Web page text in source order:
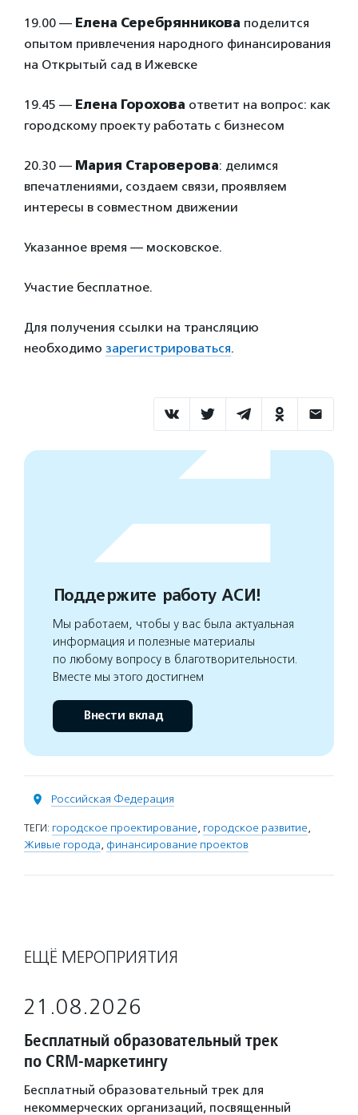
19.00 — Елена Серебрянникова поделится
опытом привлечения народного финансирования
на Открытый сад в Ижевске
19.45 — Елена Горохова ответит на вопрос: как
городскому проекту работать с бизнесом
20.30 — Мария Староверова: делимся
впечатлениями, создаем связи, проявляем
интересы в совместном движении
Указанное время — московское.
Участие бесплатное.
Для получения ссылки на трансляцию
необходимо зарегистрироваться.
Поддержите работу АСИ!
Мы работаем, чтобы у вас была актуальная
информация и полезные материалы
по любому вопросу в благотворительности.
Вместе мы этого достигнем
Внести вклад
Российская Федерация
ТЕГИ: городское проектирование, городское развитие,
Живые города, финансирование проектов
ЕЩЁ МЕРОПРИЯТИЯ
21.08.2026
Бесплатный образовательный трек
по CRM-маркетингу
Бесплатный образовательный трек для
некоммерческих организаций, посвященный